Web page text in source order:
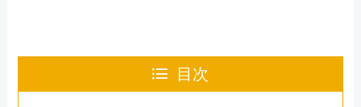
目次